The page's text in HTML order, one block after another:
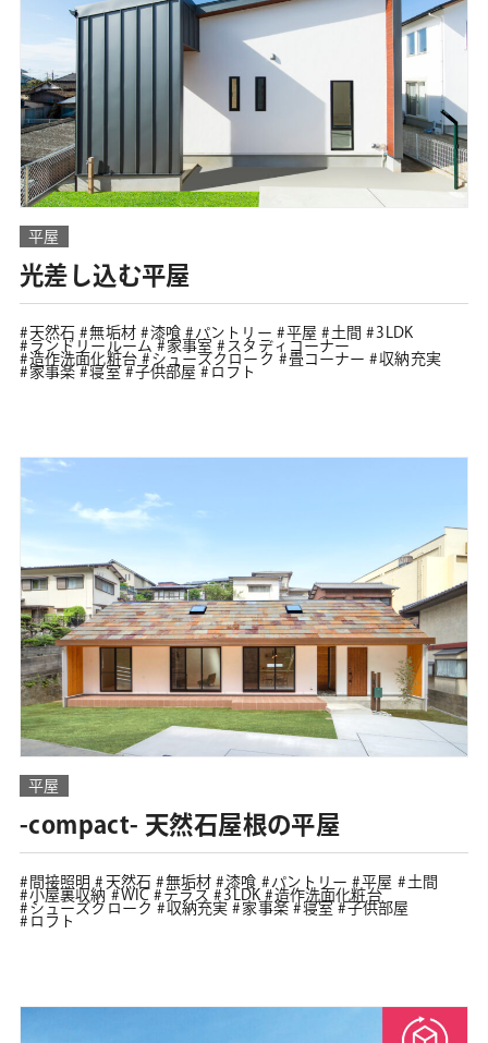
平屋
光差し込む平屋
天然石 無垢材 漆喰 パントリー 平屋 土間
3LDK
ランドリールーム
家事室
スタディコーナー
造作洗面化粧台
シューズクローク 畳コーナー
収納充実
家事楽
寝室 子供部屋 ロフト
平屋
-compact- 天然石屋根の平屋
間接照明 天然石 無垢材 漆喰 パントリー 平屋
土間
小屋裏収納
WIC テラス 3LDK
造作洗面化粧台
シューズクローク
収納充実 家事楽 寝室
子供部屋
ロフト